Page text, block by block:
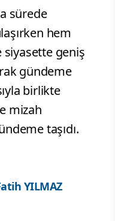
sürede
hem
siyasette geniş
gündeme
birlikte
mizah
taşıdı.
YILMAZ